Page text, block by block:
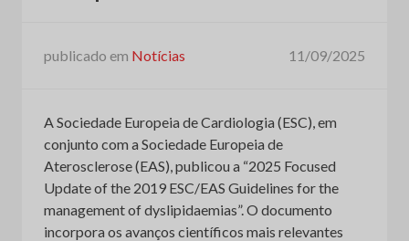
publicado em Notícias 11/09/2025
A Sociedade Europeia de Cardiologia (ESC), em
conjunto com a Sociedade Europeia de
Aterosclerose (EAS), publicou a “2025 Focused
Update of the 2019 ESC/EAS Guidelines for the
management of dyslipidaemias”. O documento
incorpora os avanços científicos mais relevantes